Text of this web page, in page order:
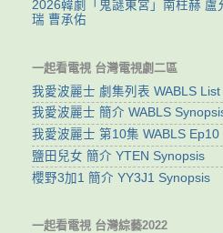
2026韓劇「鬼謎東宮」南柱赫 盧
瑞 曹承佑
一起看電視 台灣電視劇二區
我愛波麗士 劇集列表 WABLS List
我愛波麗士 簡介 WABLS
我愛波麗士 第10集 WABLS Ep10
鹽田兒女 簡介 YTEN Synopsis
櫻野3加1 簡介 YY3J1 Synopsis
一起看電視 台灣綜藝2022